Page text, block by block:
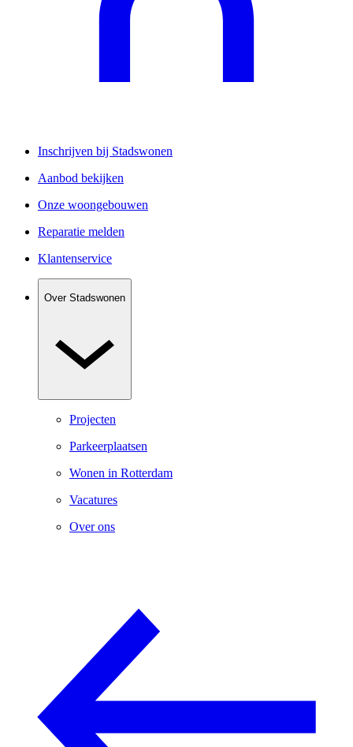
Inschrijven bij Stadswonen
Aanbod bekijken
Onze woongebouwen
Reparatie melden
Klantenservice
Over Stadswonen
Projecten
Parkeerplaatsen
Wonen in Rotterdam
Vacatures
Over ons